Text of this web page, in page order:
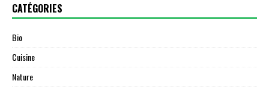
CATÉGORIES
Bio
Cuisine
Nature